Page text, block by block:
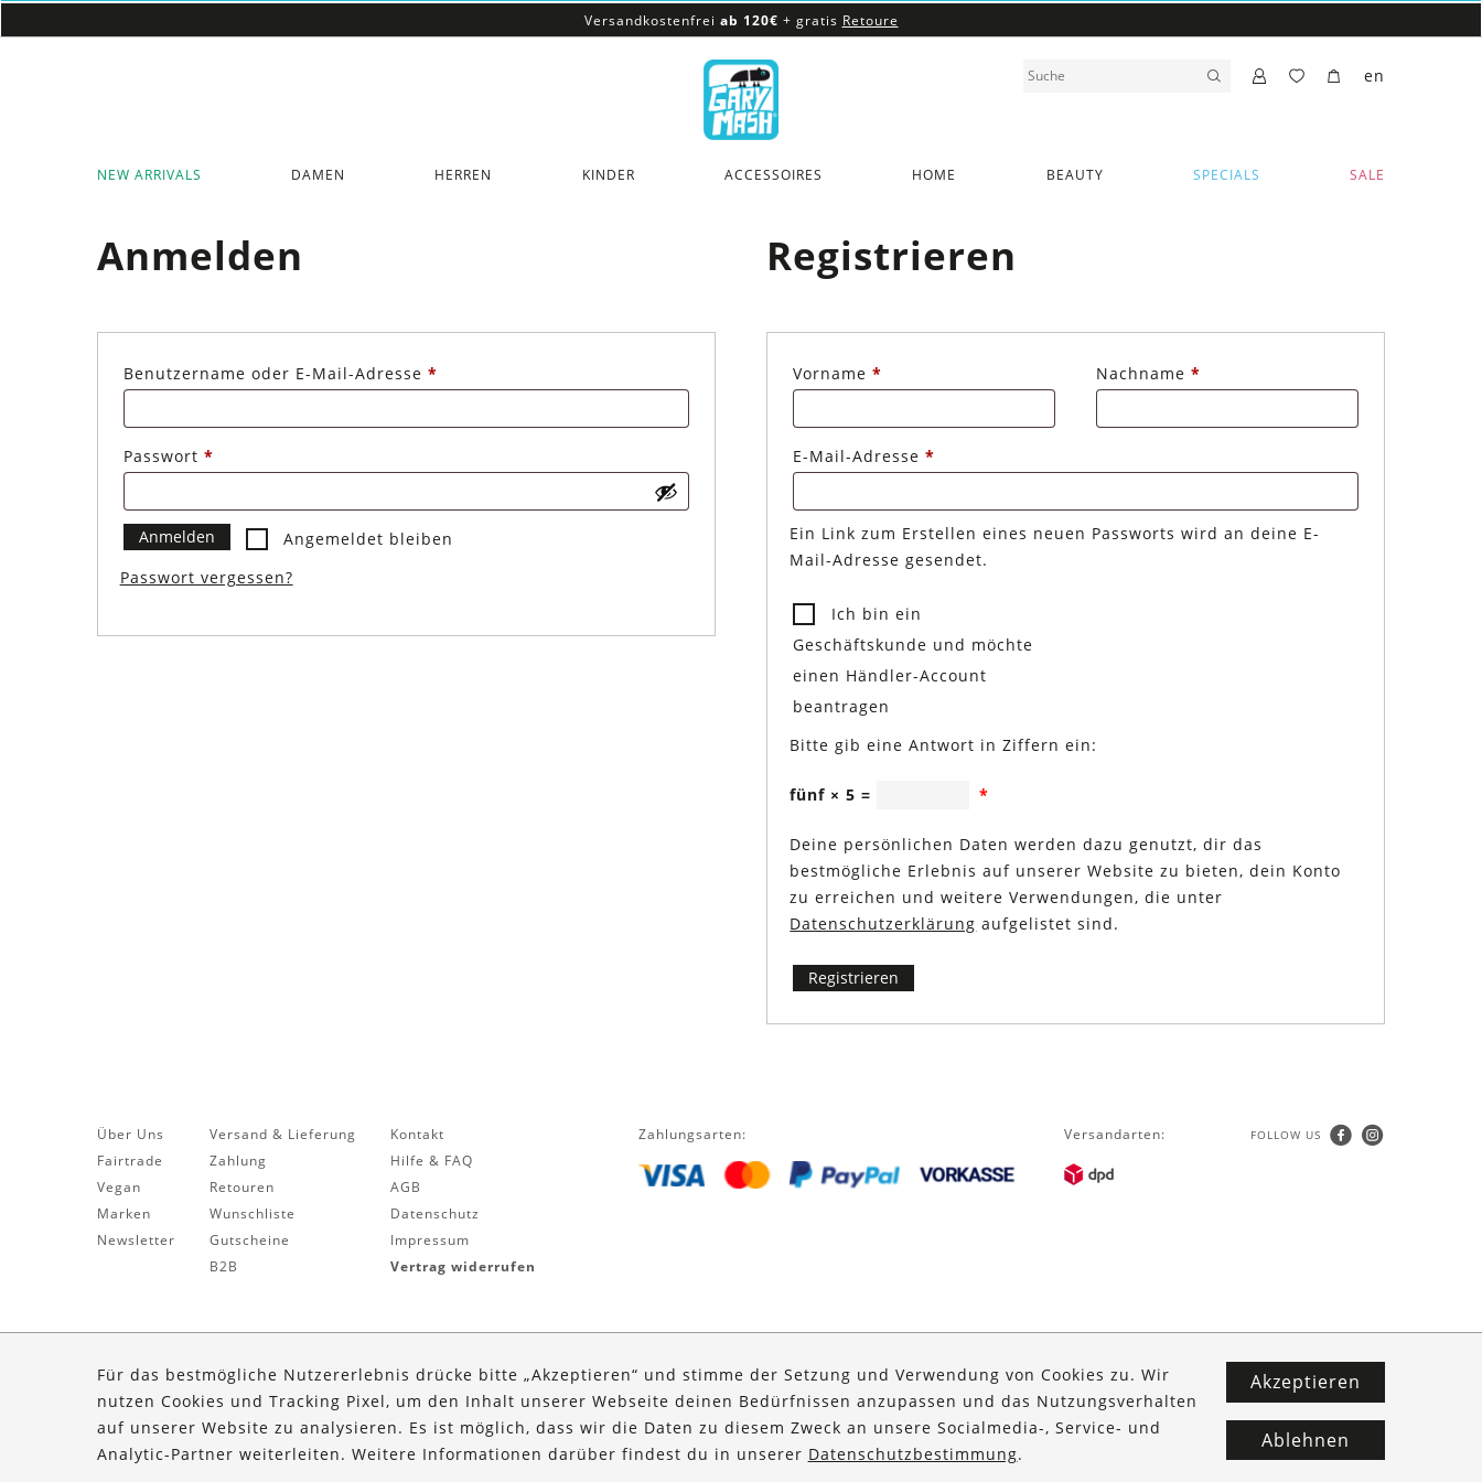
Versandkostenfrei ab 120€ + gratis Retoure
Versandkostenfreiab 120€
NEW ARRIVALS DAMEN HERREN KINDER ACCESSOIRES HOME BEAUTY SPECIALS SALE
en
Anmelden
Benutzername oder E-Mail-Adresse *Erforderlich
Passwort *Erforderlich
Angemeldet bleiben
Anmelden
Passwort vergessen?
Registrieren
Vorname* Nachname*
E-Mail-Adresse*
Ein Link zum Erstellen eines neuen Passworts wird an deine E-
Mail-Adresse gesendet.
Ich bin ein
Geschäftskunde und möchte
einen Händler-Account
beantragen
Bitte gib eine Antwort in Ziffern ein:
fünf × 5 =
Deine persönlichen Daten werden dazu genutzt, dir das
bestmögliche Erlebnis auf unserer Website zu bieten, dein Konto
zu erreichen und weitere Verwendungen, die unter
Datenschutzerklärung aufgelistet sind.
Registrieren
Über Uns
Fairtrade
Vegan
Marken
Newsletter
Versand & Lieferung
Zahlung
Retouren
Wunschliste
Gutscheine
B2B
Kontakt
Hilfe & FAQ
AGB
Datenschutz
Impressum
Vertrag widerrufen
Zahlungsarten: Versandarten: FOLLOW US
Für das bestmögliche Nutzererlebnis drücke bitte „Akzeptieren“ und stimme der Setzung und Verwendung von Cookies zu. Wir
nutzen Cookies und Tracking Pixel, um den Inhalt unserer Webseite deinen Bedürfnissen anzupassen und das Nutzungsverhalten
auf unserer Website zu analysieren. Es ist möglich, dass wir die Daten zu diesem Zweck an unsere Socialmedia-, Service- und
Analytic-Partner weiterleiten. Weitere Informationen darüber findest du in unserer Datenschutzbestimmung.
Akzeptieren
Ablehnen